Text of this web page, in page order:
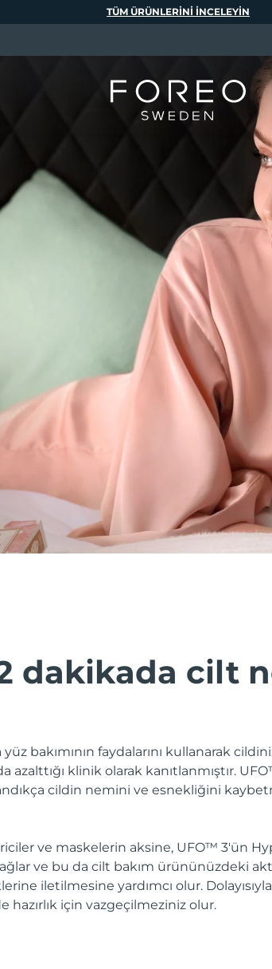
dakikada cilt
bakımının faydalarını kullanarak
azalttığı klinik olarak kanıtlanmıştır.
cildin nemini ve esnekliğini
ve maskelerin aksine, UFO™ 3'ün
ve bu da cilt bakım ürününüzdeki
iletilmesine yardımcı olur.
hazırlık için vazgeçilmeziniz olur.
TÜM ÜRÜNLERINI INCELEYIN